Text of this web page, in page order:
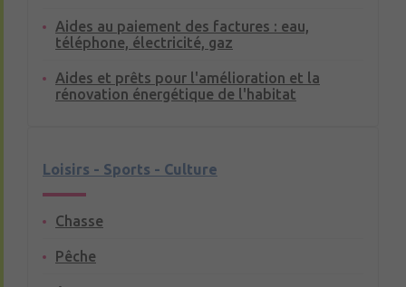
Aides au paiement des factures : eau,
téléphone, électricité, gaz
Aides et prêts pour l'amélioration et la
rénovation énergétique de l'habitat
Loisirs - Sports - Culture
Chasse
Pêche